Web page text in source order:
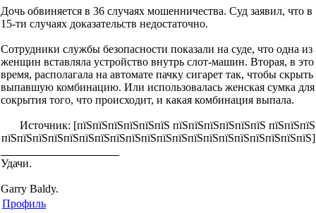
Дочь обвиняется в 36 случаях мошенничества. Суд заявил, что в
15-ти случаях доказательств недостаточно.
Сотрудники службы безопасности показали на суде, что одна из
женщин вставляла устройство внутрь слот-машин. Вторая, в это
время, располагала на автомате пачку сигарет так, чтобы скрыть
выпавшую комбинацию. Или использовалась женская сумка для
сокрытия того, что происходит, и какая комбинация выпала.
Источник: [пїЅпїЅпїЅпїЅпїЅпїЅ пїЅпїЅпїЅпїЅпїЅпїЅ пїЅпїЅпїЅ
пїЅпїЅпїЅпїЅпїЅпїЅпїЅпїЅпїЅпїЅпїЅпїЅпїЅпїЅпїЅпїЅпїЅпїЅпїЅпїЅ]
Удачи.
Garry Baldy.
Профиль